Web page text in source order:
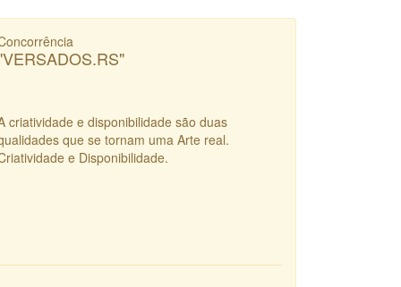
criatividade e disponibilidade são duas
que se tornam uma Arte real.
e Disponibilidade.